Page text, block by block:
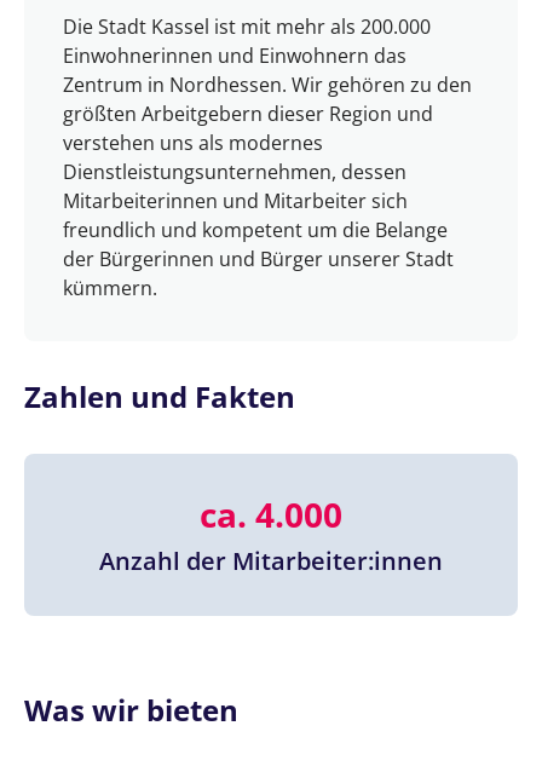
Die Stadt Kassel ist mit mehr als 200.000
Einwohnerinnen und Einwohnern das
Zentrum in Nordhessen. Wir gehören zu den
größten Arbeitgebern dieser Region und
verstehen uns als modernes
Dienstleistungsunternehmen, dessen
Mitarbeiterinnen und Mitarbeiter sich
freundlich und kompetent um die Belange
der Bürgerinnen und Bürger unserer Stadt
kümmern.
Zahlen und Fakten
ca. 4.000
Anzahl der Mitarbeiter:innen
Was wir bieten